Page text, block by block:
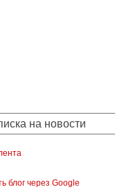
на новости
блог через Google